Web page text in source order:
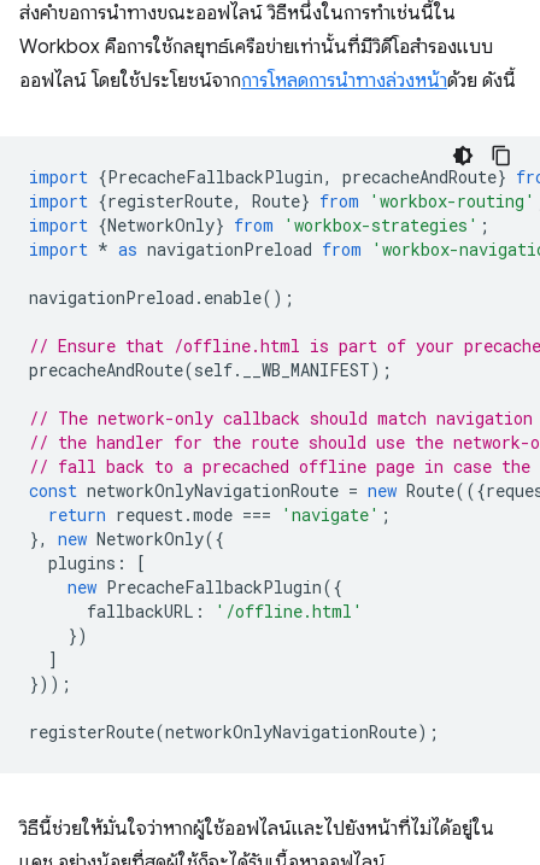
ส่งคำขอการนำทางขณะออฟไลน์ วิธีหนึ่งในการทำเช่นนี้ใน
Workbox คือการใช้กลยุทธ์เครือข่ายเท่านั้นที่มีวิดีโอสำรองแบบ
ออฟไลน์ โดยใช้ประโยชน์จากการโหลดการนำทางล่วงหน้าด้วย ดังนี้
import {PrecacheFallbackPlugin, precacheAndRoute}
import {registerRoute, Route} from 'workbox-routing'
import {NetworkOnly} from 'workbox-strategies' ;
import * as navigationPreload from 'workbox-
navigationPreload . enable();
// Ensure that /offline.html is part of your
precacheAndRoute(self. __WB_MANIFEST);
// The network-only callback should match navigation
// the handler for the route should use the
// fall back to a precached offline page in case
const networkOnlyNavigationRoute = new Route(({
return request.mode === 'navigate' ;
},
new NetworkOnly({
plugins :
[
new PrecacheFallbackPlugin({
fallbackURL :
'/offline.html'
})
]
}));
registerRoute(networkOnlyNavigationRoute);
วิธีนี้ช่วยให้มั่นใจว่าหากผู้ใช้ออฟไลน์และไปยังหน้าที่ไม่ได้อยู่ใน